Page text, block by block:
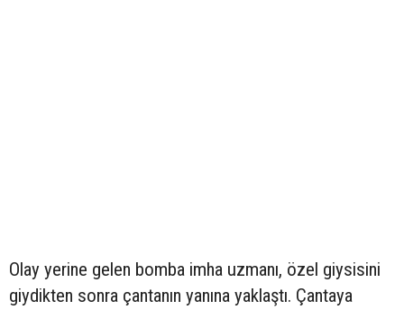
Olay yerine gelen bomba imha uzmanı, özel giysisini
giydikten sonra çantanın yanına yaklaştı. Çantaya